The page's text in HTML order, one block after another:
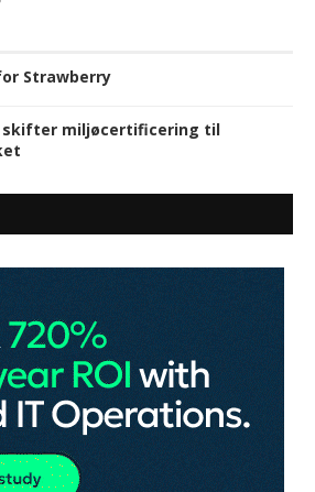
Strawberry
skifter miljøcertificering til